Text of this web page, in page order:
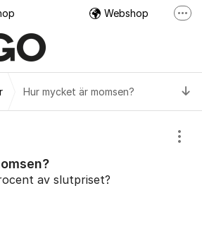
Webshop
Tech Support Video
Hur mycket är momsen?
av slutpriset?